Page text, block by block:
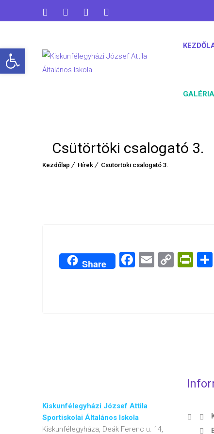
GALÉRIA
Csütörtöki csalogató 3.
Kezdőlap Hírek Csütörtöki csalogató 3.
Share Facebook
EmailCopy
Kiskunfélegyházi József Attila
Sportiskolai Általános Iskola
Kiskunfélegyháza, Deák Ferenc u. 14,
Open toolbar